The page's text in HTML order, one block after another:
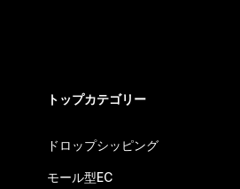
トップカテゴリー
ドロップシッピング
モール型EC